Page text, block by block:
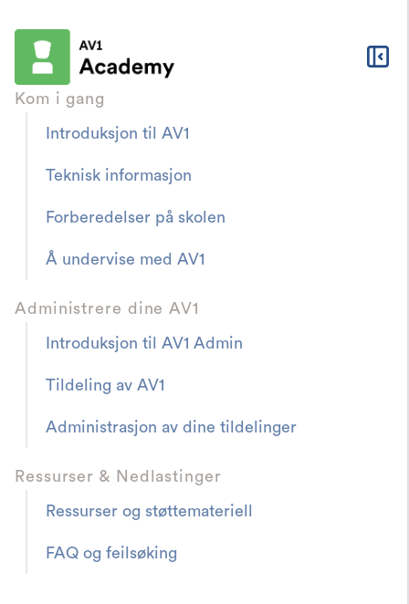
Kom i gang
Introduksjon til AV1
Teknisk informasjon
Forberedelser på skolen
Å undervise med AV1
Administrere dine AV1
Introduksjon til AV1 Admin
Tildeling av AV1
Administrasjon av dine tildelinger
Ressurser & Nedlastinger
Ressurser og støttemateriell
FAQ og feilsøking
Kom i gang med AV1
gang med AV1 på din skole. Her kan du lese
AV1 og den første skoletimen.